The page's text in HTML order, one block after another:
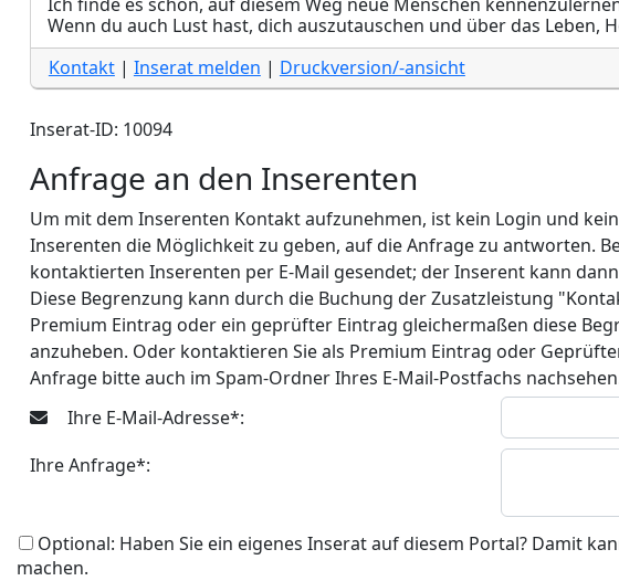
Wenn du auch Lust hast, dich auszutauschen und über das
Kontakt| Inserat melden | Druckversion/-ansicht
Inserat-ID: 10094
Anfrage an den Inserenten
Um mit dem Inserenten Kontakt aufzunehmen, ist kein Login und
Inserenten die Möglichkeit zu geben, auf die Anfrage zu antworten.
kontaktierten Inserenten per E-Mail gesendet; der Inserent kann
Diese Begrenzung kann durch die Buchung der Zusatzleistung
Premium Eintrag oder ein geprüfter Eintrag gleichermaßen diese
anzuheben. Oder kontaktieren Sie als Premium Eintrag oder
Anfrage bitte auch im Spam-Ordner Ihres E-Mail-Postfachs
Ihre E-Mail-Adresse*:
Ihre Anfrage*:
Optional: Haben Sie ein eigenes Inserat auf diesem Portal? Damit
machen.